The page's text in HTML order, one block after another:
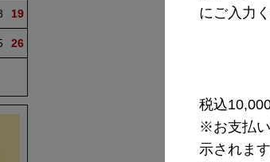
19
26
にご入力
税込
※お支払
示されます